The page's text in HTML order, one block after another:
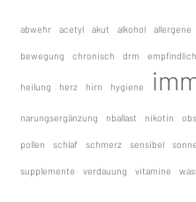
abwehr acetyl akut alkohol allergene
bewegung chronisch drm empfindlich
heilung herz hirn hygiene
narungsergänzung nballast nikotin
pollen schlaf schmerz sensibel sonne
supplemente verdauung vitamine